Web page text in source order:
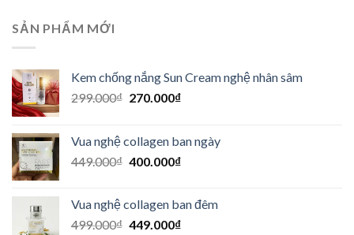
SẢN PHẨM MỚI
Kem chống nắng Sun Cream nghệ nhân sâm
299.000₫ Giá
299.000₫.
270.000₫Giá
là:
270.000₫.
Vua nghệ collagen ban ngày
449.000₫ Giá
449.000₫.
400.000₫Giá
là:
400.000₫.
Vua nghệ collagen ban đêm
499.000₫ Giá
449.000₫Giá